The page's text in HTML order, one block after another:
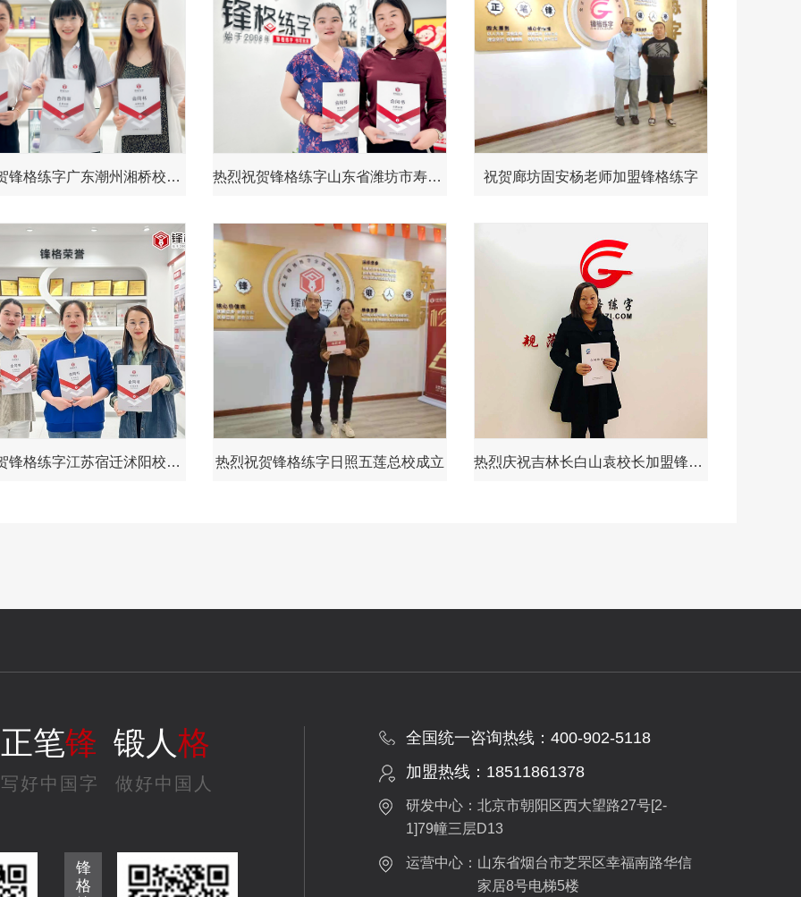
热烈祝贺锋格练字广东潮州湘桥校区成立！ 热烈祝贺锋格练字山东省潍坊市寿光校区成立！ 祝贺廊坊固安杨老师加盟锋格练字
热烈祝贺锋格练字江苏宿迁沭阳校区成立！ 热烈祝贺锋格练字日照五莲总校成立 热烈庆祝吉林长白山袁校长加盟锋格练字
正笔锋 锻人格
写好中国字 做好中国人
锋
格
全国统一咨询热线：400-902-5118
加盟热线：18511861378
研发中心：北京市朝阳区西大望路27号[2-
1]79幢三层D13
运营中心： 山东省烟台市芝罘区幸福南路华信
家居8号电梯5楼